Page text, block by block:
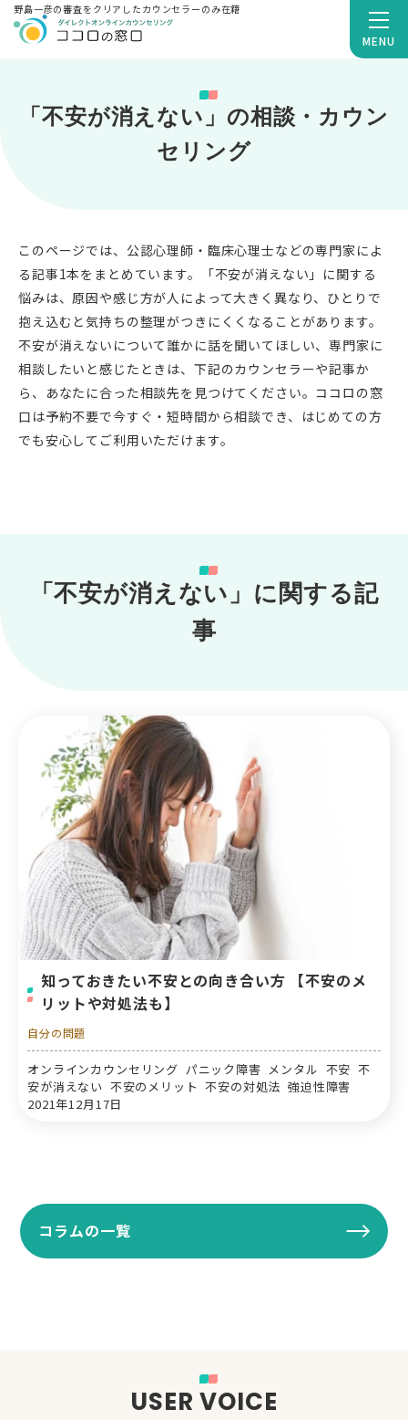
MENU
野島一彦の審査をクリアしたカウンセラーのみ在籍
「不安が消えない」の相談・カウン
セリング
このページでは、公認心理師・臨床心理士などの専門家によ
る記事1本をまとめています。「不安が消えない」に関する
悩みは、原因や感じ方が人によって大きく異なり、ひとりで
抱え込むと気持ちの整理がつきにくくなることがあります。
不安が消えないについて誰かに話を聞いてほしい、専門家に
相談したいと感じたときは、下記のカウンセラーや記事か
ら、あなたに合った相談先を見つけてください。ココロの窓
口は予約不要で今すぐ・短時間から相談でき、はじめての方
でも安心してご利用いただけます。
「不安が消えない」に関する記
事
知っておきたい不安との向き合い方 【不安のメ
リットや対処法も】
自分の問題
オンラインカウンセリング パニック障害 メンタル 不安 不
安が消えない 不安のメリット 不安の対処法 強迫性障害
2021年12月17日
コラムの一覧
USER VOICE